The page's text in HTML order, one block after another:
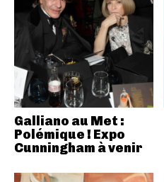
Galliano au Met :
Polémique ! Expo
Cunningham à venir